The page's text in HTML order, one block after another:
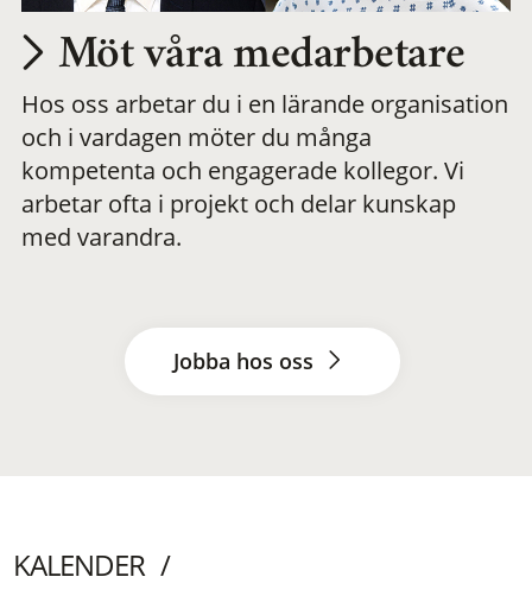
Möt våra medarbetare
Hos oss arbetar du i en lärande organisation
och i vardagen möter du många
kompetenta och engagerade kollegor. Vi
arbetar ofta i projekt och delar kunskap
med varandra.
Jobba hos oss
KALENDER